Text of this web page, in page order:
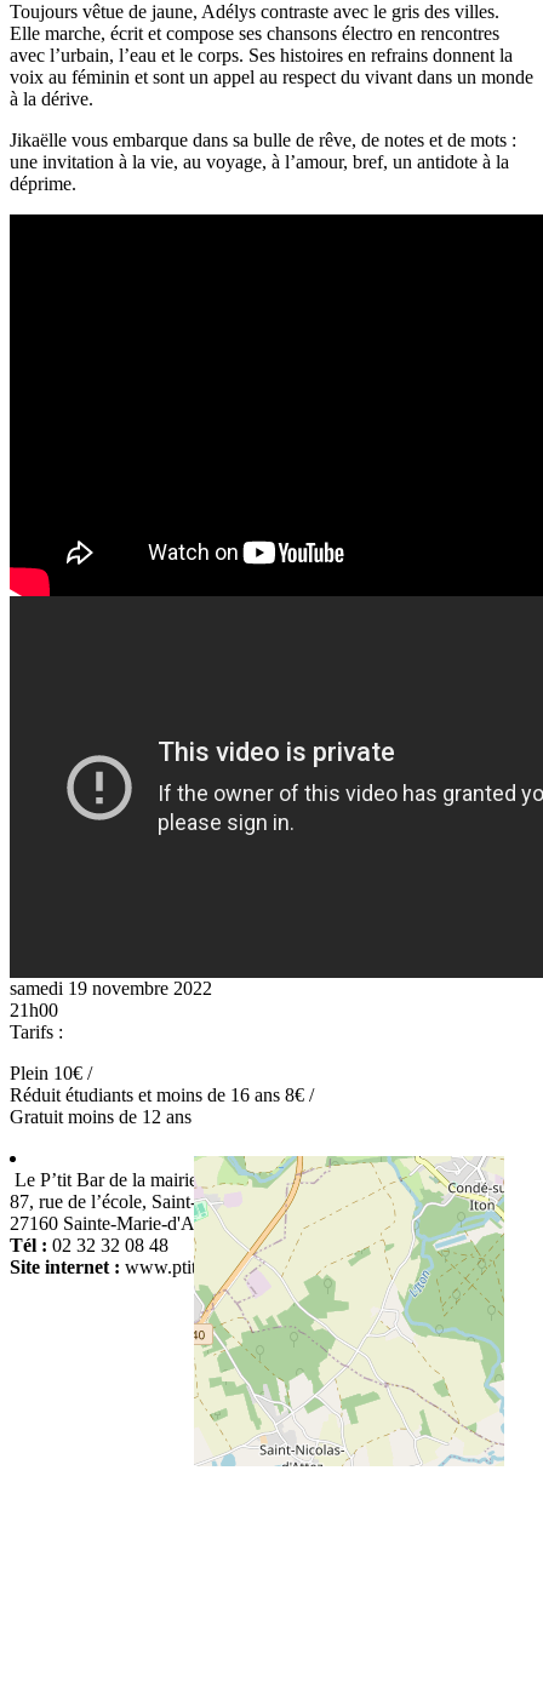
Toujours vêtue de jaune, Adélys contraste avec le gris des villes.
Elle marche, écrit et compose ses chansons électro en rencontres
avec l’urbain, l’eau et le corps. Ses histoires en refrains donnent la
voix au féminin et sont un appel au respect du vivant dans un monde
à la dérive.
Jikaëlle vous embarque dans sa bulle de rêve, de notes et de mots :
une invitation à la vie, au voyage, à l’amour, bref, un antidote à la
déprime.
samedi 19 novembre 2022
21h00
Tarifs :
Plein 10€ /
Réduit étudiants et moins de 16 ans 8€ /
Gratuit moins de 12 ans
Le P’tit Bar de la mairie
87, rue de l’école, Saint-Ouen-d'Attez
27160 Sainte-Marie-d'Attez
Tél : 02 32 32 08 48
Site internet : www.ptitbardelamairie.blogspot.com